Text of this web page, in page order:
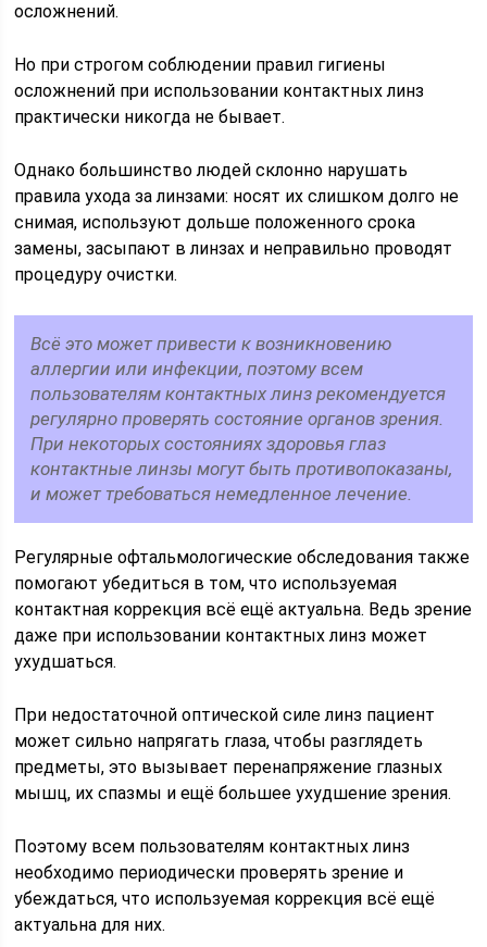
осложнений.
Но при строгом соблюдении правил гигиены
осложнений при использовании контактных линз
практически никогда не бывает.
Однако большинство людей склонно нарушать
правила ухода за линзами: носят их слишком долго не
снимая, используют дольше положенного срока
замены, засыпают в линзах и неправильно проводят
процедуру очистки.
Всё это может привести к возникновению
аллергии или инфекции, поэтому всем
пользователям контактных линз рекомендуется
регулярно проверять состояние органов зрения.
При некоторых состояниях здоровья глаз
контактные линзы могут быть противопоказаны,
и может требоваться немедленное лечение.
Регулярные офтальмологические обследования также
помогают убедиться в том, что используемая
контактная коррекция всё ещё актуальна. Ведь зрение
даже при использовании контактных линз может
ухудшаться.
При недостаточной оптической силе линз пациент
может сильно напрягать глаза, чтобы разглядеть
предметы, это вызывает перенапряжение глазных
мышц, их спазмы и ещё большее ухудшение зрения.
Поэтому всем пользователям контактных линз
необходимо периодически проверять зрение и
убеждаться, что используемая коррекция всё ещё
актуальна для них.